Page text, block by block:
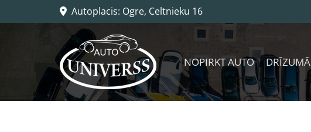
 Autoplacis: Ogre, Celtnieku 16
NOPIRKT AUTO